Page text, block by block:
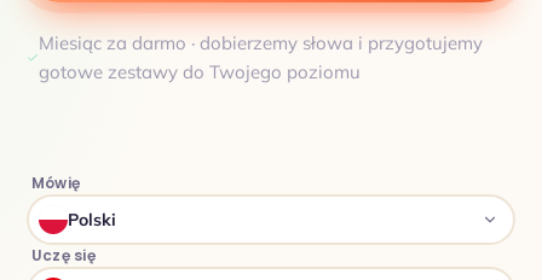
Miesiąc za darmo · dobierzemy słowa i przygotujemy
gotowe zestawy do Twojego poziomu
Mówię
Polski
Uczę się